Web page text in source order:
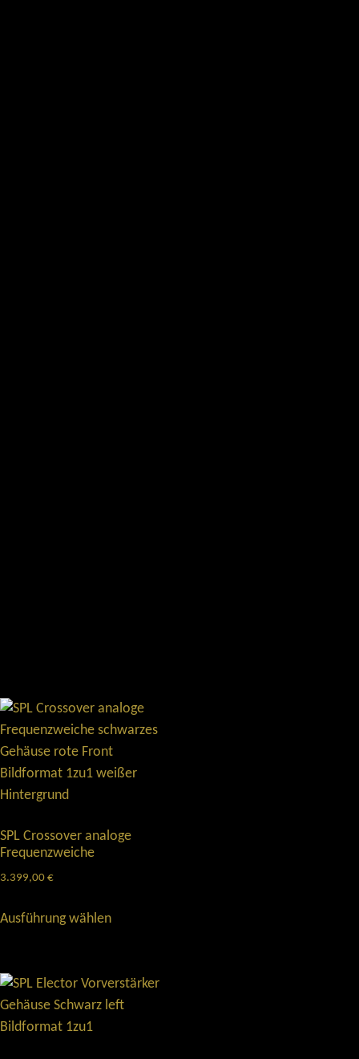
SPL Crossover analoge
Frequenzweiche
3.399,00€
Ausführung wählen